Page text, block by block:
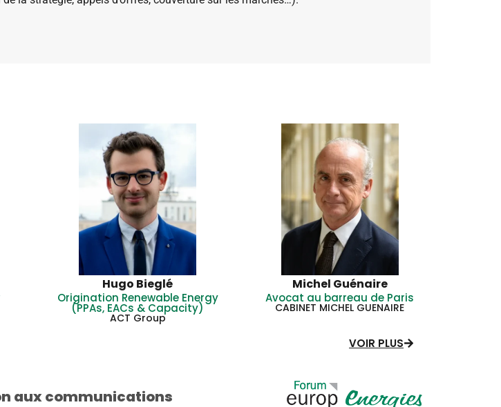
Hugo Bieglé
Origination Renewable Energy
(PPAs, EACs & Capacity)
ACT Group
Michel Guénaire
Avocat au barreau de Paris
CABINET MICHEL GUENAIRE
VOIR PLUS
aux communications